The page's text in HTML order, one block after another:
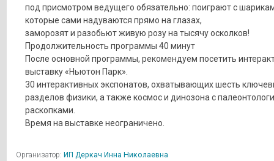
под присмотром ведущего обязательно: поиграют с
которые сами надуваются прямо на глазах,
заморозят и разобьют живую розу на тысячу осколков!
Продолжительность программы 40 минут
После основной программы, рекомендуем посетить
выставку «Ньютон Парк».
30 интерактивных экспонатов, охватывающих шесть
разделов физики, а также космос и динозона с
раскопками.
Время на выставке неограничено.
Организатор: ИП Деркач Инна Николаевна